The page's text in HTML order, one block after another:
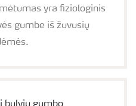
yra fiziologinis
gumbe iš žuvusių